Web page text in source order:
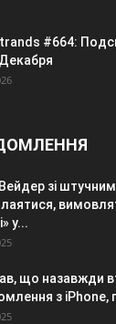
#664:
зі
у...
що назавжди
з iPhone,